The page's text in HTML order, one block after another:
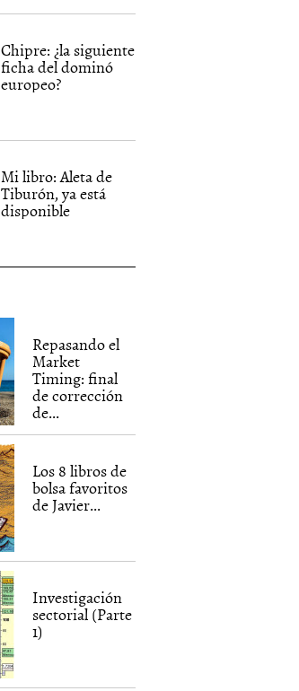
Chipre: ¿la siguiente
ficha del dominó
europeo?
Mi libro: Aleta de
Tiburón, ya está
disponible
Repasando el
Market
Timing: final
de corrección
de...
Los 8 libros de
bolsa favoritos
de Javier...
Investigación
sectorial (Parte
1)